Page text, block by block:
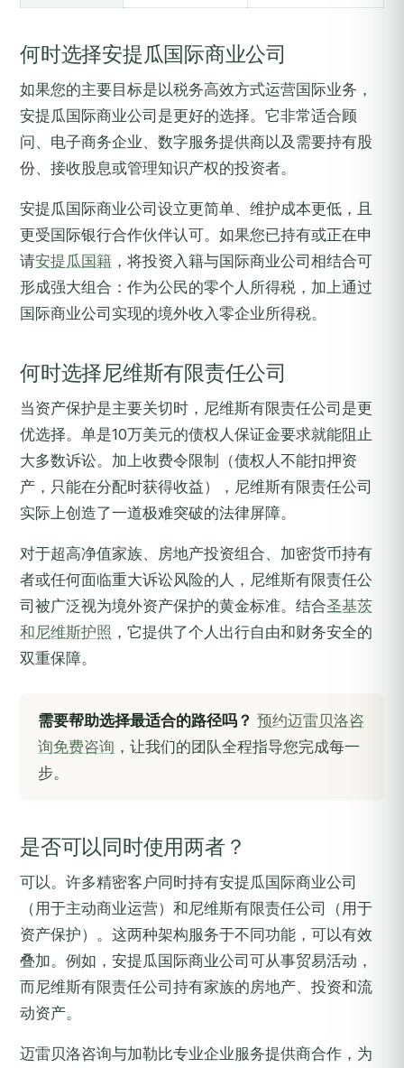
何时选择安提瓜国际商业公司
如果您的主要目标是以税务高效方式运营国际业务，
安提瓜国际商业公司是更好的选择。它非常适合顾
问、电子商务企业、数字服务提供商以及需要持有股
份、接收股息或管理知识产权的投资者。
安提瓜国际商业公司设立更简单、维护成本更低，且
更受国际银行合作伙伴认可。如果您已持有或正在申
请安提瓜国籍 ，将投资入籍与国际商业公司相结合可
形成强大组合：作为公民的零个人所得税，加上通过
国际商业公司实现的境外收入零企业所得税。
何时选择尼维斯有限责任公司
当资产保护是主要关切时，尼维斯有限责任公司是更
优选择。单是10万美元的债权人保证金要求就能阻止
大多数诉讼。加上收费令限制（债权人不能扣押资
产，只能在分配时获得收益），尼维斯有限责任公司
实际上创造了一道极难突破的法律屏障。
对于超高净值家族、房地产投资组合、加密货币持有
者或任何面临重大诉讼风险的人，尼维斯有限责任公
司被广泛视为境外资产保护的黄金标准。结合圣基茨
和尼维斯护照 ，它提供了个人出行自由和财务安全的
双重保障。
需要帮助选择最适合的路径吗？ 预约迈雷贝洛咨
询免费咨询 ，让我们的团队全程指导您完成每一
步。
是否可以同时使用两者？
可以。许多精密客户同时持有安提瓜国际商业公司
（用于主动商业运营）和尼维斯有限责任公司（用于
资产保护）。这两种架构服务于不同功能，可以有效
叠加。例如，安提瓜国际商业公司可从事贸易活动，
而尼维斯有限责任公司持有家族的房地产、投资和流
动资产。
迈雷贝洛咨询与加勒比专业企业服务提供商合作，为